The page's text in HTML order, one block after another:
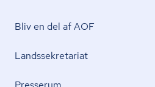
Bliv en del af AOF
Lands­se­kre­ta­ri­at